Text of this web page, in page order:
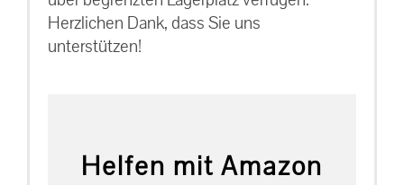
Herzlichen Dank, dass Sie uns
unterstützen!
Helfen mit Amazon